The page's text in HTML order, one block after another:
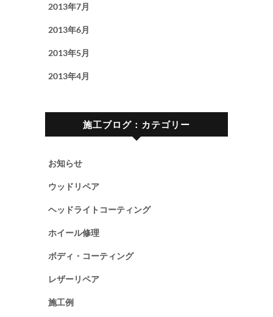
2013年7月
2013年6月
2013年5月
2013年4月
施工ブログ：カテゴリー
お知らせ
ウッドリペア
ヘッドライトコーティング
ホイール修理
ボディ・コーティング
レザーリペア
施工例